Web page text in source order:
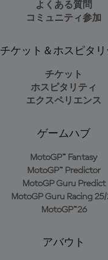
よくある質問
コミュニティ参加
チケット＆ホスピタリ
チケット
ホスピタリティ
エクスペリエンス
ゲームハブ
MotoGP™ Fantasy
MotoGP™ Predictor
MotoGP Guru Predict
MotoGP Guru Racing
MotoGP™26
アバウト